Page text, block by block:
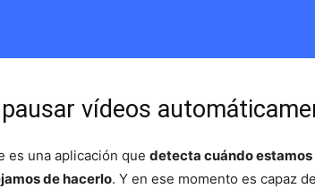
vídeos
es una aplicación que detecta cuándo
de hacerlo. Y en ese momento es capaz